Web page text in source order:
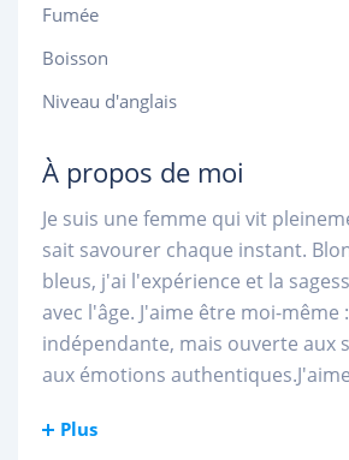
Fumée
Boisson
Niveau d'anglais
À propos de moi
Je suis une femme qui vit
sait savourer chaque instant.
bleus, j'ai l'expérience et la
avec l'âge. J'aime être moi-même
indépendante, mais ouverte aux
aux émotions authentiques.J'aime
Plus